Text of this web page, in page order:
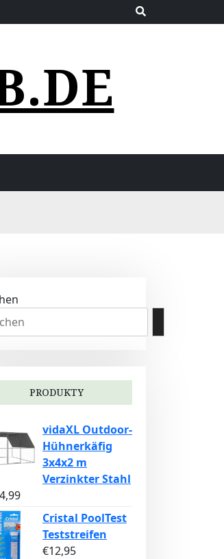
PRODUKTY
vidaXL Outdoor-
Hühnerkäfig
3x4x2 m
Verzinkter Stahl
Cristal PoolTest
Teststreifen
€12,95